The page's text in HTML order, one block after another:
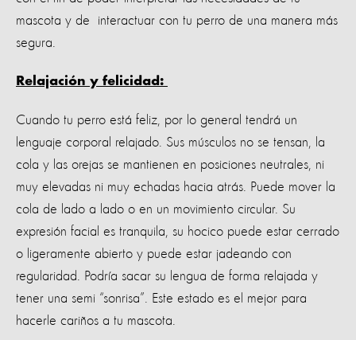
mascota y de interactuar con tu perro de una manera más
segura.
Relajación y felicidad:
Cuando tu perro está feliz, por lo general tendrá un
lenguaje corporal relajado. Sus músculos no se tensan, la
cola y las orejas se mantienen en posiciones neutrales, ni
muy elevadas ni muy echadas hacia atrás. Puede mover la
cola de lado a lado o en un movimiento circular. Su
expresión facial es tranquila, su hocico puede estar cerrado
o ligeramente abierto y puede estar jadeando con
regularidad. Podría sacar su lengua de forma relajada y
tener una semi “sonrisa”. Este estado es el mejor para
hacerle cariños a tu mascota.